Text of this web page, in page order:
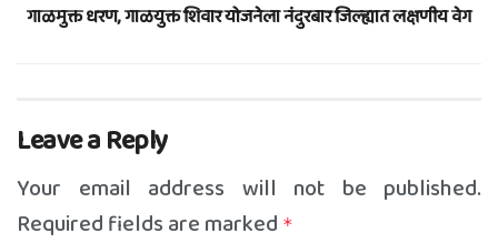
गाळमुक्त धरण, गाळयुक्त शिवार योजनेला नंदुरबार जिल्ह्यात लक्षणीय वेग
Leave a Reply
Your email address will not be published.
Required fields are marked *